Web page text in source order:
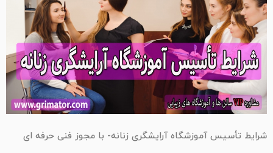
شرایط تأسیس آموزشگاه آرایشگری زنانه- با مجوز فنی حرفه ای